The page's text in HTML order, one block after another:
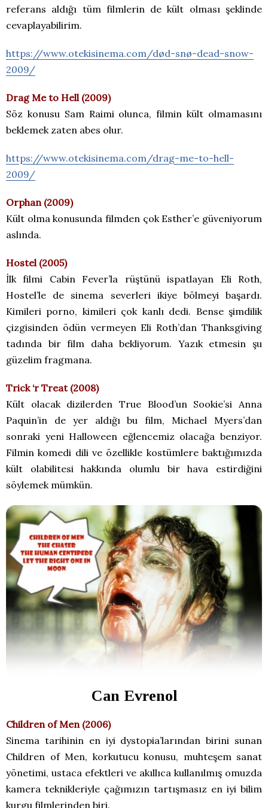
referans aldığı tüm filmlerin de kült olması şeklinde
cevaplayabilirim.
https://www.otekisinema.com/død-snø-dead-snow-
2009/
Drag Me to Hell (2009)
Söz konusu Sam Raimi olunca, filmin kült olmamasını
beklemek zaten abes olur.
https://www.otekisinema.com/drag-me-to-hell-
2009/
Orphan (2009)
Kült olma konusunda filmden çok Esther’e güveniyorum
aslında.
Hostel (2005)
İlk filmi Cabin Fever’la rüştünü ispatlayan Eli Roth,
Hostel’le de sinema severleri ikiye bölmeyi başardı.
Kimileri porno, kimileri çok kanlı dedi. Bense şimdilik
çizgisinden ödün vermeyen Eli Roth’dan Thanksgiving
tadında bir film daha bekliyorum. Yazık etmesin şu
güzelim fragmana.
Trick ‘r Treat (2008)
Kült olacak dizilerden True Blood’un Sookie’si Anna
Paquin’in de yer aldığı bu film, Michael Myers’dan
sonraki yeni Halloween eğlencemiz olacağa benziyor.
Filmin komedi dili ve özellikle kostümlere baktığımızda
kült olabilitesi hakkında olumlu bir hava estirdiğini
söylemek mümkün.
Can Evrenol
Children of Men (2006)
Sinema tarihinin en iyi dystopia’larından birini sunan
Children of Men, korkutucu konusu, muhteşem sanat
yönetimi, ustaca efektleri ve akıllıca kullanılmış omuzda
kamera teknikleriyle çağımızın tartışmasız en iyi bilim
kurgu filmlerinden biri.